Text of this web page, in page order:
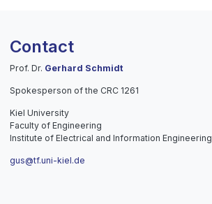
Contact
Prof. Dr. Gerhard Schmidt
Spokesperson of the CRC 1261
Kiel University
Faculty of Engineering
Institute of Electrical and Information Engineering
gus@tf.uni-kiel.de